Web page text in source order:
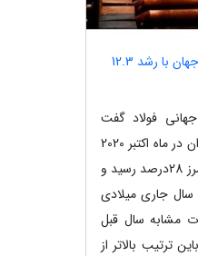
ایران برفراز فولاد سازان جهان با رشد 12.3
فولاد گفت
رشد تولید فولاد خام ایران در ماه اکتبر 2020
(مهر و آبان ماه 99) به مرز 28درصد رسید و
در مدت 10ماه سال جاری میلادی
مشابه سال قبل
ترتیب بالاتر از